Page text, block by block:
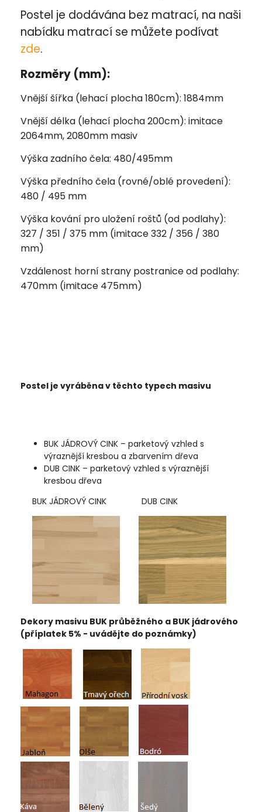
Postel je dodávána bez matrací, na naši
nabídku matrací se můžete podívat
zde.
Rozměry (mm):
Vnější šířka (lehací plocha 180cm): 1884mm
Vnější délka (lehací plocha 200cm): imitace
2064mm, 2080mm masiv
Výška zadního čela: 480/495mm
Výška předního čela (rovné/oblé provedení):
480 / 495 mm
Výška kování pro uložení roštů (od podlahy):
327 / 351 / 375 mm (imitace 332 / 356 / 380
mm)
Vzdálenost horní strany postranice od podlahy:
470mm (imitace 475mm)
Postel je vyráběna v těchto typech masivu
BUK JÁDROVÝ CINK – parketový vzhled s
výraznější kresbou a zbarvením dřeva
DUB CINK – parketový vzhled s výraznější
kresbou dřeva
BUK JÁDROVÝ CINK DUB CINK
Dekory masivu BUK průběžného a BUK jádrového
(příplatek 5% - uvádějte do poznámky)